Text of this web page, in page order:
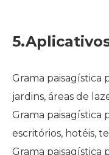
Grama paisagística
jardins, áreas de
Grama paisagística
escritórios, hotéis,
Grama paisagística